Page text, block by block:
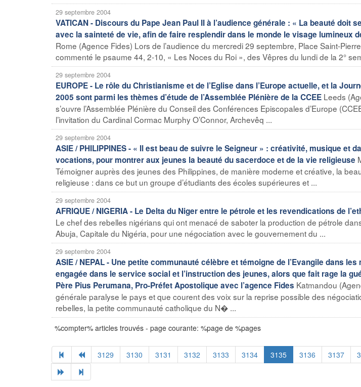
29 septembre 2004
VATICAN - Discours du Pape Jean Paul II à l’audience générale : « La beauté doit
avec la sainteté de vie, afin de faire resplendir dans le monde le visage lumineux
Rome (Agence Fides) Lors de l’audience du mercredi 29 septembre, Place Saint-
commenté le psaume 44, 2-10, « Les Noces du Roi », des Vêpres du lundi de la 2°
29 septembre 2004
EUROPE - Le rôle du Christianisme et de l’Eglise dans l’Europe actuelle, et la
2005 sont parmi les thèmes d’étude de l’Assemblée Plénière de la CCEE Leeds
s’ouvre l’Assemblée Plénière du Conseil des Conférences Episcopales d’Europe
l’invitation du Cardinal Cormac Murphy O’Connor, Archevêq ...
29 septembre 2004
ASIE / PHILIPPINES - « Il est beau de suivre le Seigneur » : créativité, musique et
vocations, pour montrer aux jeunes la beauté du sacerdoce et de la vie religieuse
Témoigner auprès des jeunes des Philippines, de manière moderne et créative, la
religieuse : dans ce but un groupe d’étudiants des écoles supérieures et ...
29 septembre 2004
AFRIQUE / NIGERIA - Le Delta du Niger entre le pétrole et les revendications de
Le chef des rebelles nigérians qui ont menacé de saboter la production de pétrole
Abuja, Capitale du Nigéria, pour une négociation avec le gouvernement du ...
29 septembre 2004
ASIE / NEPAL - Une petite communauté célèbre et témoigne de l’Evangile dans
engagée dans le service social et l’instruction des jeunes, alors que fait rage la
Père Pius Perumana, Pro-Préfet Apostolique avec l’agence Fides Katmandou
générale paralyse le pays et que courent des voix sur la reprise possible des
rebelles, la petite communauté catholique du N� ...
%compter% articles trouvés - page courante: %page de %pages
3129 3130 3131 3132 3133 3134 3135 3136 3137